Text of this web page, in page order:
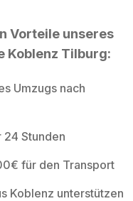
Vorteile unseres
Koblenz Tilburg:
Umzugs nach
Stunden
für den Transport
Koblenz unterstützen